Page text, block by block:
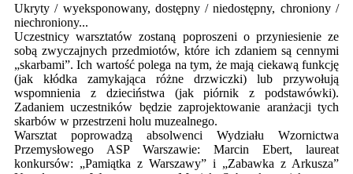
Ukryty / wyeksponowany, dostępny / niedostępny, chroniony /
niechroniony...
Uczestnicy warsztatów zostaną poproszeni o przyniesienie ze
sobą zwyczajnych przedmiotów, które ich zdaniem są cennymi
„skarbami”. Ich wartość polega na tym, że mają ciekawą funkcję
(jak kłódka zamykająca różne drzwiczki) lub przywołują
wspomnienia z dzieciństwa (jak piórnik z podstawówki).
Zadaniem uczestników będzie zaprojektowanie aranżacji tych
skarbów w przestrzeni holu muzealnego.
Warsztat poprowadzą absolwenci Wydziału Wzornictwa
Przemysłowego ASP Warszawie: Marcin Ebert, laureat
konkursów: „Pamiątka z Warszawy” i „Zabawka z Arkusza”